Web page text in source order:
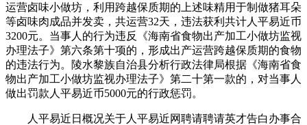
运营卤味小做坊，利用跨越保质期的上述味精用于制做猪耳朵
等卤味肉成品并发卖，共运营32天，违法获利共计人平易近币
3200元。当事人的行为违反《海南省食物出产加工小做坊监视
办理法子》第六条第十项的，形成出产运营跨越保质期的食物
的违法行为。陵水黎族自治县分析行政法律局根据《海南省食
物出产加工小做坊监视办理法子》第二十第一款的，对当事人
做出罚款人平易近币5000元的行政惩罚。
人平易近日概况关于人平易近网聘请聘请英才告白办事合